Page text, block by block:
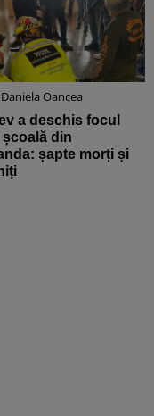
Daniela Oancea
a deschis focul
din
șapte morți și